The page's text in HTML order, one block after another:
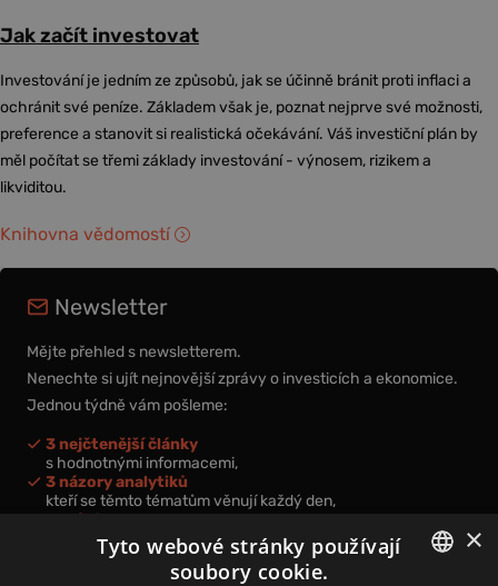
Jak začít investovat
Investování je jedním ze způsobů, jak se účinně bránit proti inflaci a
ochránit své peníze. Základem však je, poznat nejprve své možnosti,
preference a stanovit si realistická očekávání. Váš investiční plán by
měl počítat se třemi základy investování - výnosem, rizikem a
likviditou.
Knihovna vědomostí
Newsletter
Mějte přehled s newsletterem.
Nenechte si ujít nejnovější zprávy o investicích a ekonomice.
Jednou týdně vám pošleme:
3 nejčtenější články
s hodnotnými informacemi,
3 názory analytiků
kteří se těmto tématům věnují každý den,
nová videa a podcasty
k prohloubení vašich znalostí.
×
Tyto webové stránky používají
soubory cookie.